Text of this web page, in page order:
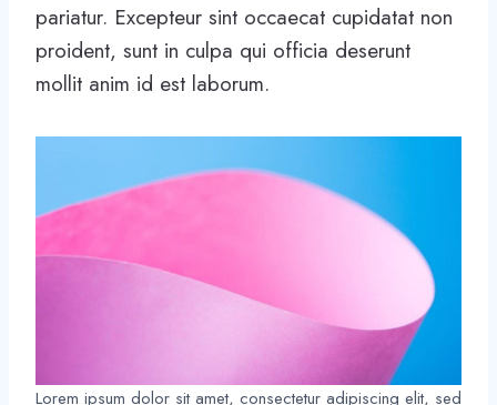
pariatur. Excepteur sint occaecat cupidatat non
proident, sunt in culpa qui officia deserunt
mollit anim id est laborum.
Lorem ipsum dolor sit amet, consectetur adipiscing elit, sed